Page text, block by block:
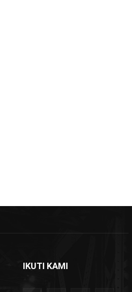
IKUTI KAMI